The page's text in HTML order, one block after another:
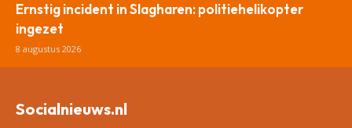
Ernstig incident in Slagharen: politiehelikopter
ingezet
8 augustus 2026
Socialnieuws.nl